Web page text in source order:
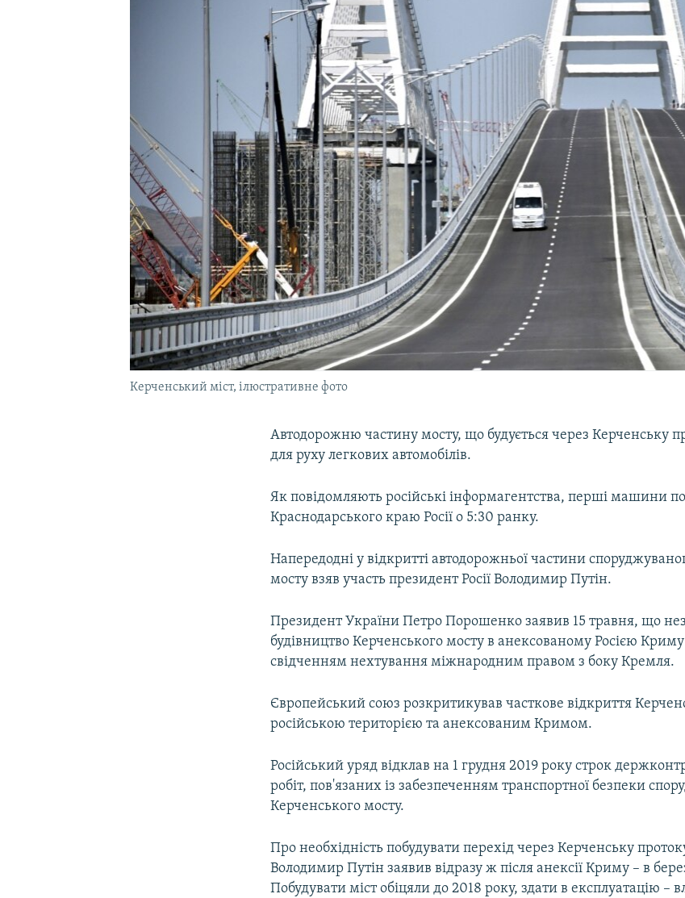
Керченський міст, ілюстративне фото
Автодорожню частину мосту, що будується через Керченську
для руху легкових автомобілів.
Як повідомляють російські інформагентства, перші машини
Краснодарського краю Росії о 5:30 ранку.
Напередодні у відкритті автодорожньої частини
мосту взяв участь президент Росії Володимир Путін.
Президент України Петро Порошенко заявив 15 травня, що
будівництво Керченського мосту в анексованому Росією
свідченням нехтування міжнародним правом з боку Кремля.
Європейський союз розкритикував часткове відкриття
російською територією та анексованим Кримом.
Російський уряд відклав на 1 грудня 2019 року строк
робіт, пов'язаних із забезпеченням транспортної безпеки
Керченського мосту.
Про необхідність побудувати перехід через Керченську
Володимир Путін заявив відразу ж після анексії Криму – в
Побудувати міст обіцяли до 2018 року, здати в експлуатацію –